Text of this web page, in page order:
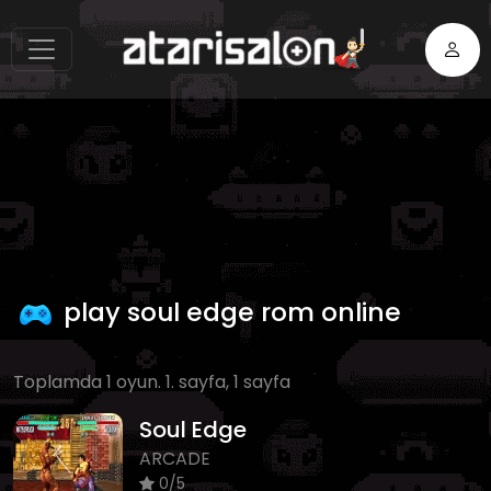
play soul edge rom online
Toplamda 1 oyun. 1. sayfa, 1 sayfa
Soul Edge
ARCADE
0/5